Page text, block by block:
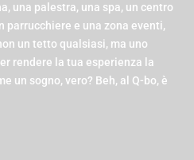
una palestra, una spa, un centro
parrucchiere e una zona eventi,
un tetto qualsiasi, ma uno
rendere la tua esperienza la
un sogno, vero? Beh, al Q-bo, è